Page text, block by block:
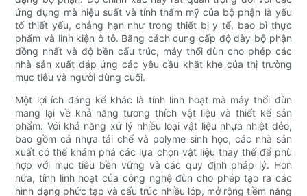
ứng dụng mà hiệu suất và tính thẩm mỹ của bộ phận là yếu
tố thiết yếu, chẳng hạn như trong thiết bị y tế, bao bì thực
phẩm và linh kiện ô tô. Bằng cách cung cấp độ dày bộ phận
đồng nhất và độ bền cấu trúc, máy thổi đùn cho phép các
nhà sản xuất đáp ứng các yêu cầu khắt khe của thị trường
mục tiêu và người dùng cuối.
Một lợi ích đáng kể khác là tính linh hoạt mà máy thổi đùn
mang lại về khả năng tương thích vật liệu và thiết kế sản
phẩm. Với khả năng xử lý nhiều loại vật liệu nhựa nhiệt dẻo,
bao gồm cả nhựa tái chế và polyme sinh học, các nhà sản
xuất có thể khám phá các lựa chọn vật liệu thay thế để phù
hợp với mục tiêu bền vững và các quy định pháp lý. Hơn
nữa, tính linh hoạt của công nghệ đùn cho phép tạo ra các
hình dạng phức tạp và cấu trúc nhiều lớp, mở rộng tiềm năng